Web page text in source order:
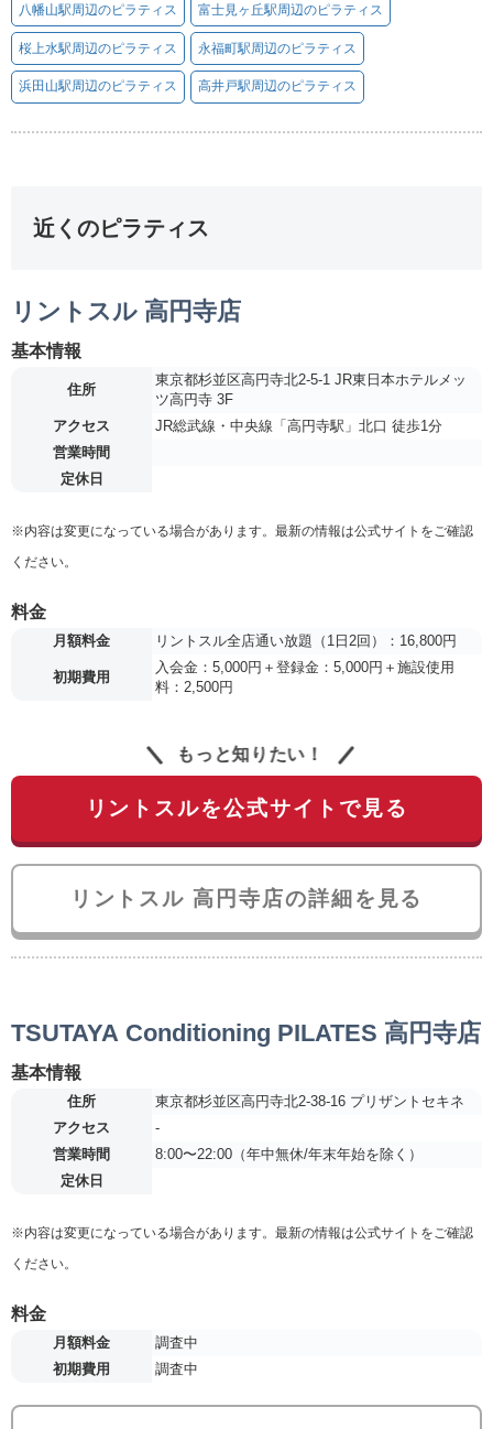
八幡山駅周辺のピラティス 富士見ヶ丘駅周辺のピラティス
桜上水駅周辺のピラティス 永福町駅周辺のピラティス
浜田山駅周辺のピラティス 高井戸駅周辺のピラティス
近くのピラティス
リントスル 高円寺店
基本情報
住所
東京都杉並区高円寺北2-5-1 JR東日本ホテルメッ
ツ高円寺 3F
アクセス
JR総武線・中央線「高円寺駅」北口 徒歩1分
営業時間
定休日
※内容は変更になっている場合があります。最新の情報は公式サイトをご確認
ください。
料金
月額料金 リントスル全店通い放題（1日2回）：16,800円
初期費用
入会金：5,000円＋登録金：5,000円＋施設使用
料：2,500円
もっと知りたい！
リントスルを公式サイトで見る
リントスル 高円寺店の詳細を見る
TSUTAYA Conditioning PILATES 高円寺店
基本情報
住所
東京都杉並区高円寺北2-38-16 プリザントセキネ
アクセス
-
営業時間
8:00〜22:00（年中無休/年末年始を除く）
定休日
※内容は変更になっている場合があります。最新の情報は公式サイトをご確認
ください。
料金
月額料金
調査中
初期費用
調査中